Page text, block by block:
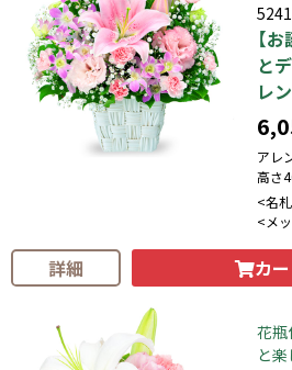
【
と
レ
アレ
高さ
<名
<メ
詳細 カ
花瓶
と